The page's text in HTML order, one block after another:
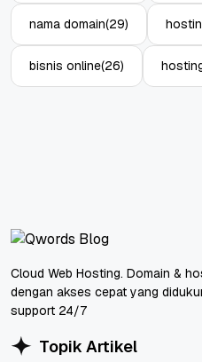
nama domain(29)
bisnis online(26)
Cloud Web Hosting. Domain &
dengan akses cepat yang
support 24/7
Topik Artikel